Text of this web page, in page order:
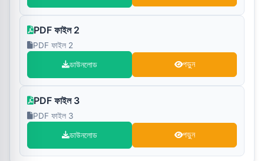
PDF ফাইল 2
PDF ফাইল 2
ডাউনলোড পড়ুন
PDF ফাইল 3
PDF ফাইল 3
ডাউনলোড পড়ুন